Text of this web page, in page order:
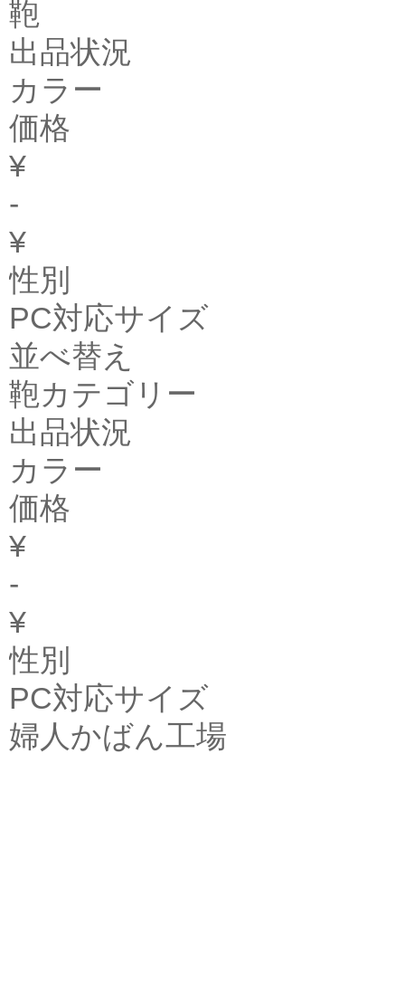
鞄
出品状況
カラー
価格
¥
-
¥
性別
PC対応サイズ
並べ替え
鞄カテゴリー
出品状況
カラー
価格
¥
-
¥
性別
PC対応サイズ
婦人かばん工場